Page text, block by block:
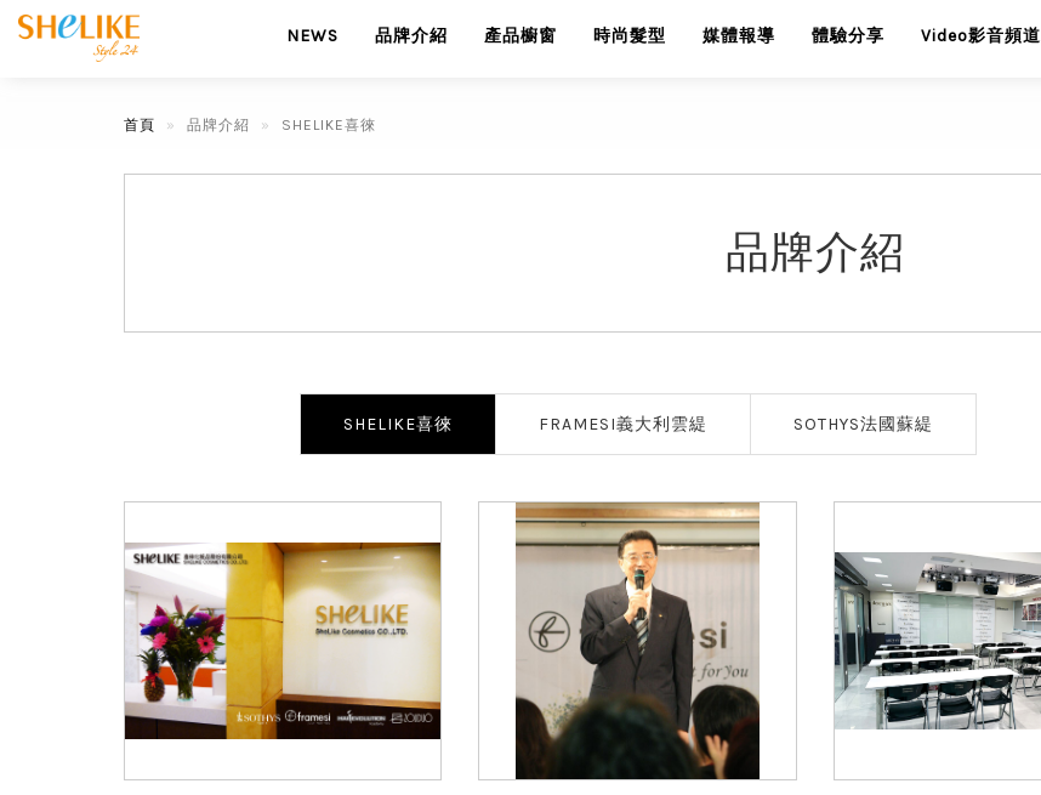
NEWS 品牌介紹 產品櫥窗 時尚髮型 媒體報導 體驗分享 Video影音頻道
首頁 品牌介紹 SHELIKE喜徠
品牌介紹
SHELIKE喜徠 FRAMESI義大利雲緹 SOTHYS法國蘇緹